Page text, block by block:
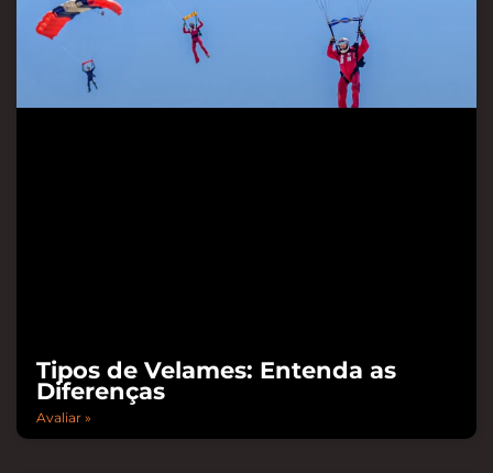
Tipos de Velames: Entenda as
Diferenças
Avaliar »